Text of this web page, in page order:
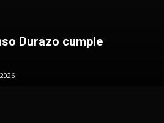
Durazo cumple